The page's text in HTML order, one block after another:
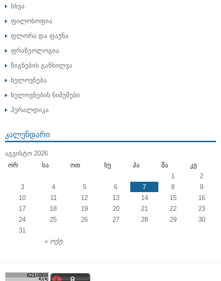
სხვა
ფილოსოფია
ფლორა და ფაუნა
ფრაზეოლოგია
წიგნების განხილვა
ხელოვნება
ხელოვნების ნიმუშები
ჰერალდიკა
ᲙᲐᲚᲔᲜᲓᲐᲠᲘ
ᲐᲒᲕᲘᲡᲢᲝ 2026
Ორ
Სა Ოთ Ხუ Პა Შა Კვ
« ოქტ
1
2
3
4 5 6 7 8
9
10
11 12 13 14 15
16
17
18 19 20 21 22
23
24
25 26 27 28 29
30
31